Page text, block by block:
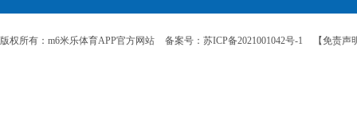
版权所有：m6米乐体育APP官方网站 备案号：苏ICP备2021001042号-1 【免责声